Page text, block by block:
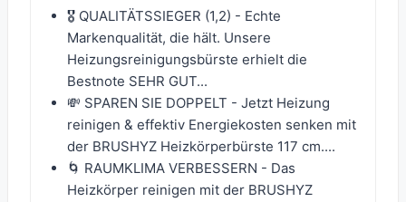
🎖️ QUALITÄTSSIEGER (1,2) - Echte
Markenqualität, die hält. Unsere
Heizungsreinigungsbürste erhielt die
Bestnote SEHR GUT...
💸 SPAREN SIE DOPPELT - Jetzt Heizung
reinigen & effektiv Energiekosten senken mit
der BRUSHYZ Heizkörperbürste 117 cm....
🌀 RAUMKLIMA VERBESSERN - Das
Heizkörper reinigen mit der BRUSHYZ